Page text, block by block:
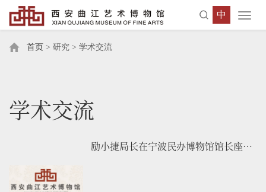
中
首页 > 研究 > 学术交流
学术交流
励小捷局长在宁波民办博物馆馆长座谈会上的讲话